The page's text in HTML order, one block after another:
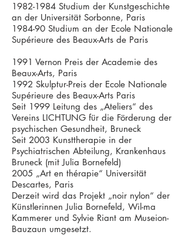
1982-1984 Studium der Kunstgeschichte
an der Universität Sorbonne, Paris
1984-90 Studium an der Ecole Nationale
Supérieure des Beaux-Arts de Paris
1991 Vernon Preis der Academie des
Beaux-Arts, Paris
1992 Skulptur-Preis der Ecole Nationale
Supérieure des Beaux-Arts Paris
Seit 1999 Leitung des „Ateliers“ des
Vereins LICHTUNG für die Förderung der
psychischen Gesundheit, Bruneck
Seit 2003 Kunsttherapie in der
Psychiatrischen Abteilung, Krankenhaus
Bruneck (mit Julia Bornefeld)
2005 „Art en thérapie“ Universität
Descartes, Paris
Derzeit wird das Projekt „noir nylon“ der
Künstlerinnen Julia Bornefeld, Wil-ma
Kammerer und Sylvie Riant am Museion-
Bauzaun umgesetzt.